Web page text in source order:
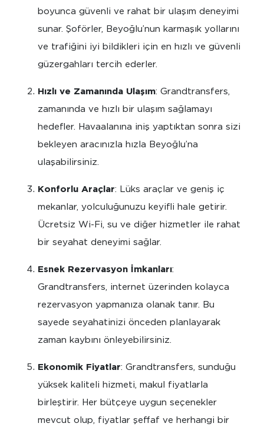
boyunca güvenli ve rahat bir ulaşım deneyimi
sunar. Şoförler, Beyoğlu’nun karmaşık yollarını
ve trafiğini iyi bildikleri için en hızlı ve güvenli
güzergahları tercih ederler.
Hızlı ve Zamanında Ulaşım: Grandtransfers,
zamanında ve hızlı bir ulaşım sağlamayı
hedefler. Havaalanına iniş yaptıktan sonra sizi
bekleyen aracınızla hızla Beyoğlu’na
ulaşabilirsiniz.
Konforlu Araçlar: Lüks araçlar ve geniş iç
mekanlar, yolculuğunuzu keyifli hale getirir.
Ücretsiz Wi-Fi, su ve diğer hizmetler ile rahat
bir seyahat deneyimi sağlar.
Esnek Rezervasyon İmkanları:
Grandtransfers, internet üzerinden kolayca
rezervasyon yapmanıza olanak tanır. Bu
sayede seyahatinizi önceden planlayarak
zaman kaybını önleyebilirsiniz.
Ekonomik Fiyatlar: Grandtransfers, sunduğu
yüksek kaliteli hizmeti, makul fiyatlarla
birleştirir. Her bütçeye uygun seçenekler
mevcut olup, fiyatlar şeffaf ve herhangi bir